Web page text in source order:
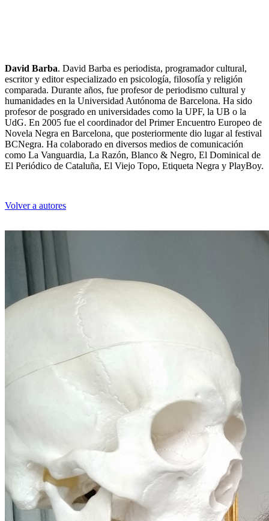
David Barba
David Barba. David Barba es periodista, programador cultural,
escritor y editor especializado en psicología, filosofía y religión
comparada. Durante años, fue profesor de periodismo cultural y
humanidades en la Universidad Autónoma de Barcelona. Ha sido
profesor de posgrado en universidades como la UPF, la UB o la
UdG. En 2005 fue el coordinador del Primer Encuentro Europeo de
Novela Negra en Barcelona, que posteriormente dio lugar al festival
BCNegra. Ha colaborado en diversos medios de comunicación
como La Vanguardia, La Razón, Blanco & Negro, El Dominical de
El Periódico de Cataluña, El Viejo Topo, Etiqueta Negra y PlayBoy.
Volver a autores